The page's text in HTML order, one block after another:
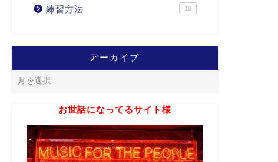
練習方法 10
アーカイブ
お世話になってるサイト様